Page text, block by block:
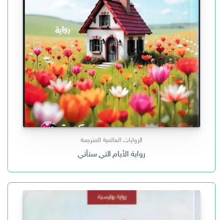
الروايات العالمية المترجمة
رواية الأيام التي ستأتي